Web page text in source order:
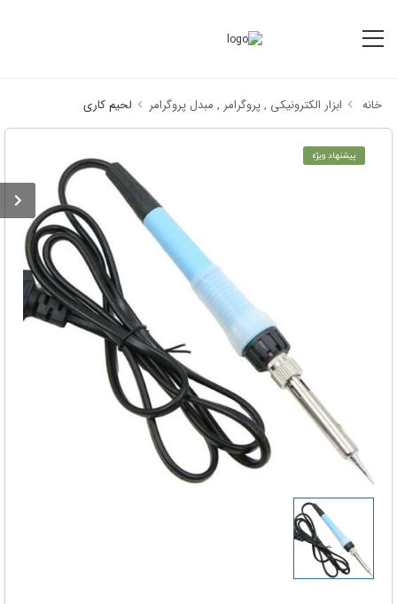
خانه ابزار الکترونیکی , پروگرامر , مبدل پروگرامر لحیم کاری
پیشنهاد ویژه